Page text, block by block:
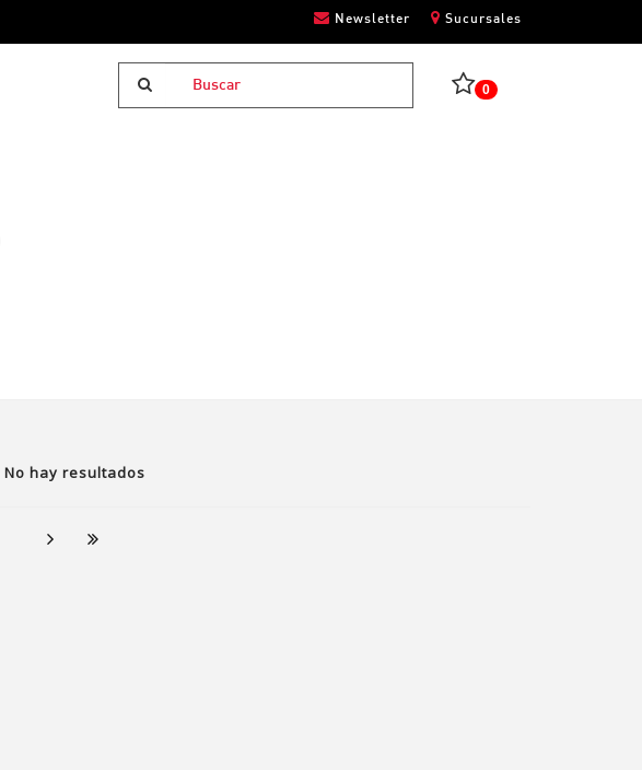
Newsletter Sucursales
0
No hay resultados